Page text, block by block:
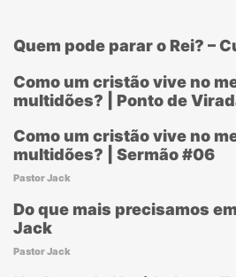
Quem pode parar o Rei? –
Como um cristão vive no
multidões? | Ponto de
Como um cristão vive no
multidões? | Sermão #06
Pastor Jack
Do que mais precisamos
Jack
Pastor Jack